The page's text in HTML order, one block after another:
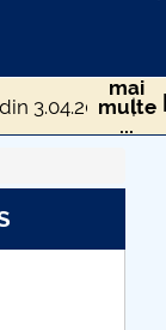
3.04.2023
mai
multe
...